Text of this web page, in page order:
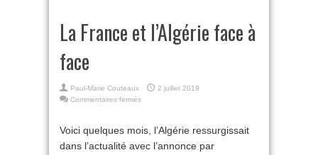
La France et l’Algérie face à
face
Paul-Marie Couteaux
2 juillet 2019
Commentaires fermés
et
l’Algérie
Voici quelques mois, l’Algérie ressurgissait
dans l’actualité avec l’annonce par